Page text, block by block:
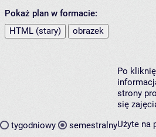
Pokaż plan w formacie:
HTML (stary)
obrazek
tygodniowy semestralny
Po
strony
się
Użyte na